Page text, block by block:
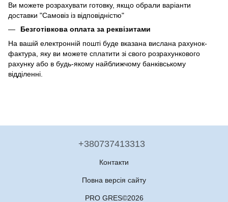
Ви можете розрахувати готовку, якщо обрали варіанти
доставки "Самовіз із відповідністю"
Безготівкова оплата за реквізитами
На вашій електронній пошті буде вказана вислана рахунок-
фактура, яку ви можете сплатити зі свого розрахункового
рахунку або в будь-якому найближчому банківському
відділенні.
+380737413313
Контакти
Повна версія сайту
PRO GRES©2026